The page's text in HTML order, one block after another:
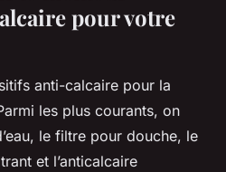
pour votre
anti-calcaire pour la
les plus courants, on
le filtre pour douche, le
et l’anticalcaire